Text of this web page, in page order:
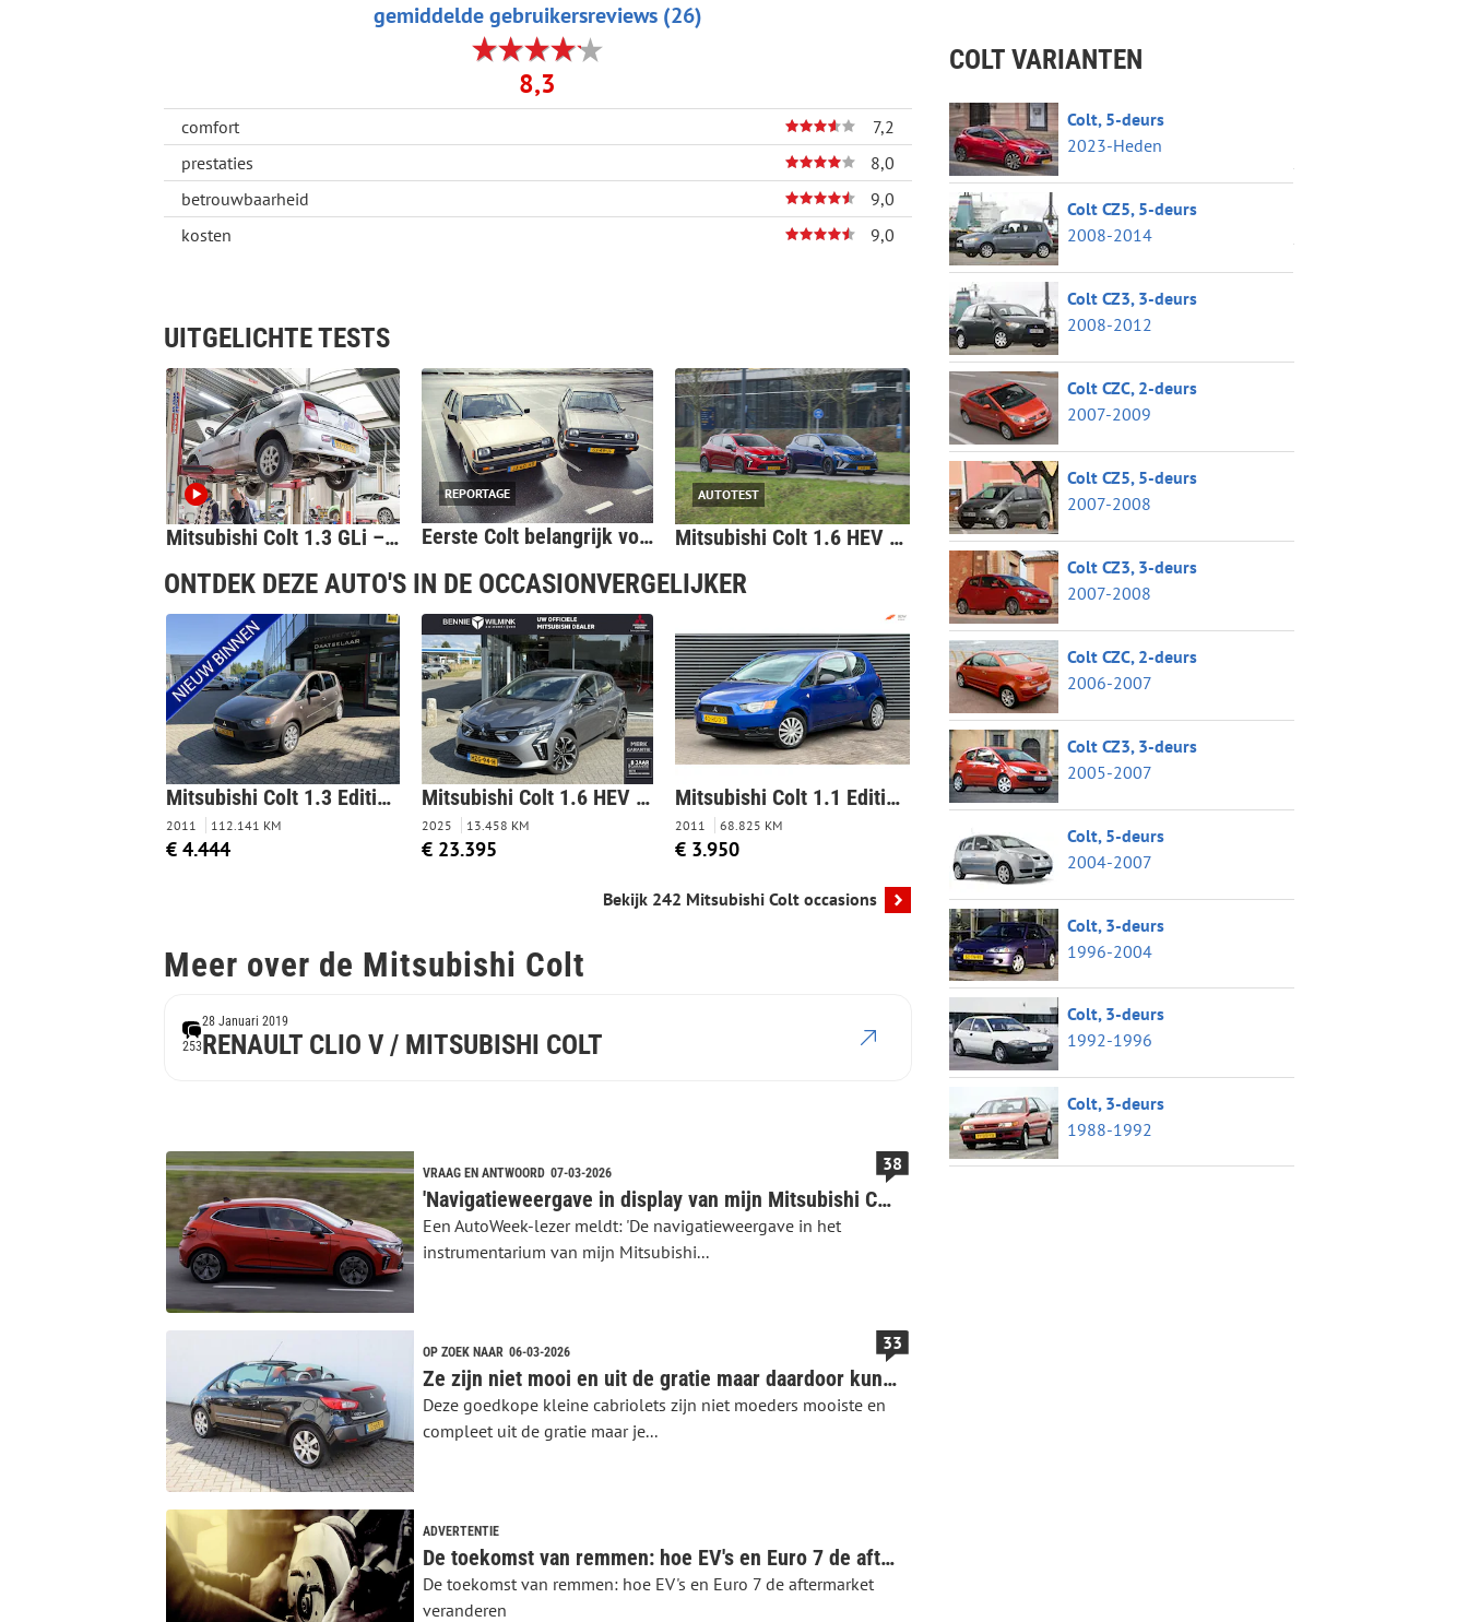
gemiddelde gebruikersreviews (26)
8,3
comfort
7,2
prestaties
8,0
betrouwbaarheid
9,0
kosten
9,0
UITGELICHTE TESTS
Mitsubishi Colt 1.3 GLi – 1996 – 617.915 km - Klokje Rond
REPORTAGE
Eerste Colt belangrijk voor vroeg succes Mitsubishi ... en hij had twee versnellingspoken
AUTOTEST
Mitsubishi Colt 1.6 HEV vs Renault Clio Hybrid - Stiekem 2x hetzelfde
ONTDEK DEZE AUTO'S IN DE OCCASIONVERGELIJKER
Mitsubishi Colt 1.3 Edition Two
2011 112.141 KM
€ 4.444
Mitsubishi Colt 1.6 HEV Intense+
2025 13.458 KM
€ 23.395
Mitsubishi Colt 1.1 Edition One | Airco | NAP | Netjes onderhouden |
2011 68.825 KM
€ 3.950
Bekijk 242 Mitsubishi Colt occasions
Meer over de Mitsubishi Colt
253RENAULT CLIO V / MITSUBISHI COLT
28 Januari 2019
VRAAG EN ANTWOORD 07-03-2026
'Navigatieweergave in display van mijn Mitsubishi Colt werkt niet en dat is non-conforme levering'
Een AutoWeek-lezer meldt: 'De navigatieweergave in het
instrumentarium van mijn Mitsubishi...
38
OP ZOEK NAAR 06-03-2026
Ze zijn niet mooi en uit de gratie maar daardoor kun je nu wel voor €3.000 lente vieren
Deze goedkope kleine cabriolets zijn niet moeders mooiste en
compleet uit de gratie maar je...
33
ADVERTENTIE
De toekomst van remmen: hoe EV's en Euro 7 de aftermarket veranderen
De toekomst van remmen: hoe EV's en Euro 7 de aftermarket
veranderen
COLT VARIANTEN
Colt, 5-deurs
2023-Heden
Colt CZ5, 5-deurs
2008-2014
Colt CZ3, 3-deurs
2008-2012
Colt CZC, 2-deurs
2007-2009
Colt CZ5, 5-deurs
2007-2008
Colt CZ3, 3-deurs
2007-2008
Colt CZC, 2-deurs
2006-2007
Colt CZ3, 3-deurs
2005-2007
Colt, 5-deurs
2004-2007
Colt, 3-deurs
1996-2004
Colt, 3-deurs
1992-1996
Colt, 3-deurs
1988-1992